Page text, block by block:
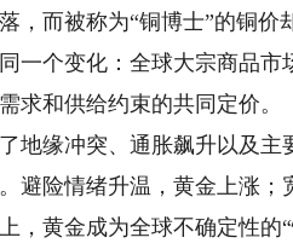
，而被称为“铜博士”的铜
一个变化：全球大宗商品
求和供给约束的共同定价。
缘冲突、通胀飙升以及主
避险情绪升温，黄金上涨
，黄金成为全球不确定性的“